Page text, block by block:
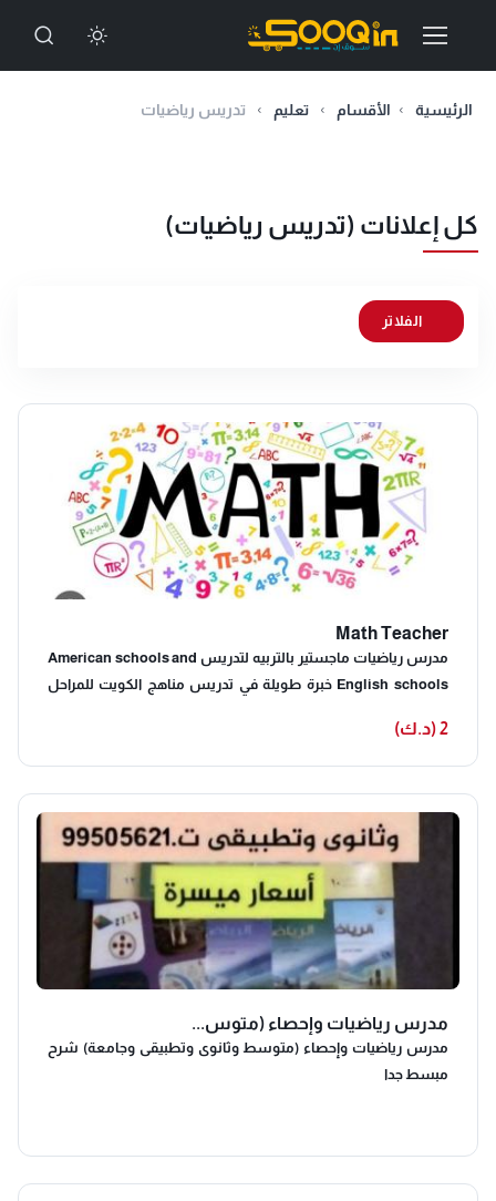
الرئيسية الأقسام تعليم تدريس رياضيات
كل إعلانات (تدريس رياضيات)
الفلاتر
Math Teacher
مدرس رياضيات ماجستير بالتربيه لتدريس American schools and
English schools خبرة طويلة في تدريس مناهج الكويت للمراحل
Calculus B), geometry , foundation math for universities ,
Math projects والجامعات والتطبيقى T- 66063227
2 (د.ك)
مدرس رياضيات وإحصاء (متوس...
مدرس رياضيات وإحصاء (متوسط وثانوى وتطبيقى وجامعة) شرح
مبسط جدا